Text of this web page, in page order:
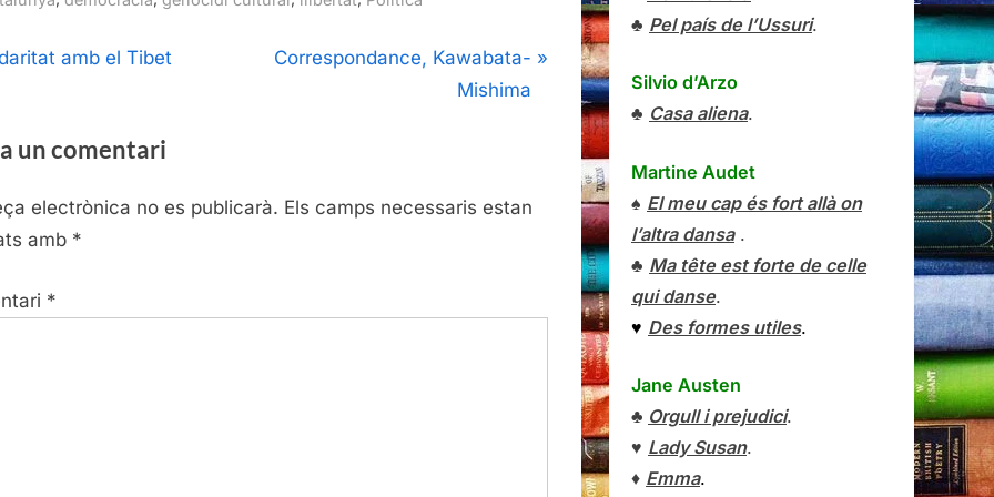
amb el Tibet
N
o
:
Correspondance, Kawabata-
Mishima
un comentari
electrònica no es publicarà. Els camps necessaris estan
amb *
*
♣ Pel país de l’Ussuri.
Silvio d’Arzo
♣ Casa aliena.
Martine Audet
♠ El meu cap és fort allà on
l’altra dansa.
♣ Ma tête est forte de celle
qui danse.
♥ Des formes utiles.
Jane Austen
♣ Orgull i prejudici.
♥ Lady Susan.
♦ Emma.